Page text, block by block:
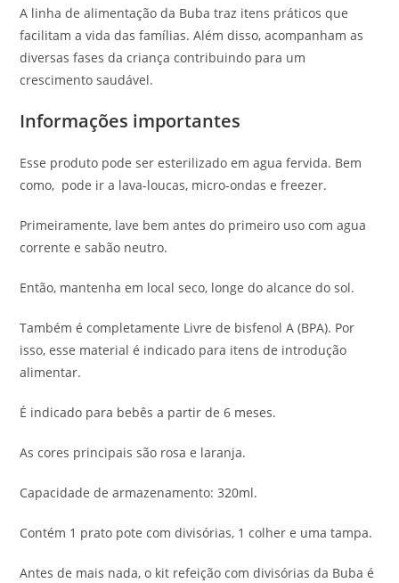
A linha de alimentação da Buba traz itens práticos que
facilitam a vida das famílias. Além disso, acompanham as
diversas fases da criança contribuindo para um
crescimento saudável.
Informações importantes
Esse produto pode ser esterilizado em agua fervida. Bem
como, pode ir a lava-loucas, micro-ondas e freezer.
Primeiramente, lave bem antes do primeiro uso com agua
corrente e sabão neutro.
Então, mantenha em local seco, longe do alcance do sol.
Também é completamente Livre de bisfenol A (BPA). Por
isso, esse material é indicado para itens de introdução
alimentar.
É indicado para bebês a partir de 6 meses.
As cores principais são rosa e laranja.
Capacidade de armazenamento: 320ml.
Contém 1 prato pote com divisórias, 1 colher e uma tampa.
Antes de mais nada, o kit refeição com divisórias da Buba é